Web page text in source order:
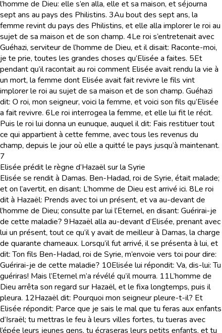
l’homme de Dieu: elle s’en alla, elle et sa maison, et séjourna
sept ans au pays des Philistins. 3Au bout des sept ans, la
femme revint du pays des Philistins, et elle alla implorer le roi au
sujet de sa maison et de son champ. 4Le roi s’entretenait avec
Guéhazi, serviteur de l’homme de Dieu, et il disait: Raconte-moi,
je te prie, toutes les grandes choses qu’Elisée a faites. 5Et
pendant qu’il racontait au roi comment Elisée avait rendu la vie à
un mort, la femme dont Elisée avait fait revivre le fils vint
implorer le roi au sujet de sa maison et de son champ. Guéhazi
dit: O roi, mon seigneur, voici la femme, et voici son fils qu’Elisée
a fait revivre. 6Le roi interrogea la femme, et elle lui fit le récit.
Puis le roi lui donna un eunuque, auquel il dit: Fais restituer tout
ce qui appartient à cette femme, avec tous les revenus du
champ, depuis le jour où elle a quitté le pays jusqu’à maintenant.
7
Elisée prédit le règne d’Hazaël sur la Syrie
Elisée se rendit à Damas. Ben-Hadad, roi de Syrie, était malade;
et on l’avertit, en disant: L’homme de Dieu est arrivé ici. 8Le roi
dit à Hazaël: Prends avec toi un présent, et va au-devant de
l’homme de Dieu; consulte par lui l’Eternel, en disant: Guérirai-je
de cette maladie? 9Hazaël alla au-devant d’Elisée, prenant avec
lui un présent, tout ce qu’il y avait de meilleur à Damas, la charge
de quarante chameaux. Lorsqu’il fut arrivé, il se présenta à lui, et
dit: Ton fils Ben-Hadad, roi de Syrie, m’envoie vers toi pour dire:
Guérirai-je de cette maladie? 10Elisée lui répondit: Va, dis-lui: Tu
guériras! Mais l’Eternel m’a révélé qu’il mourra. 11L’homme de
Dieu arrêta son regard sur Hazaël, et le fixa longtemps, puis il
pleura. 12Hazaël dit: Pourquoi mon seigneur pleure-t-il? Et
Elisée répondit: Parce que je sais le mal que tu feras aux enfants
d’Israël; tu mettras le feu à leurs villes fortes, tu tueras avec
l’épée leurs jeunes gens, tu écraseras leurs petits enfants, et tu